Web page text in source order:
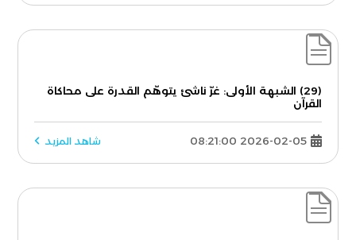
(29) الشبهة الأولى: غرّ ناشئ يتوهّم القدرة على محاكاة
القرآن
2026-02-05 08:21:00 شاهد المزيد